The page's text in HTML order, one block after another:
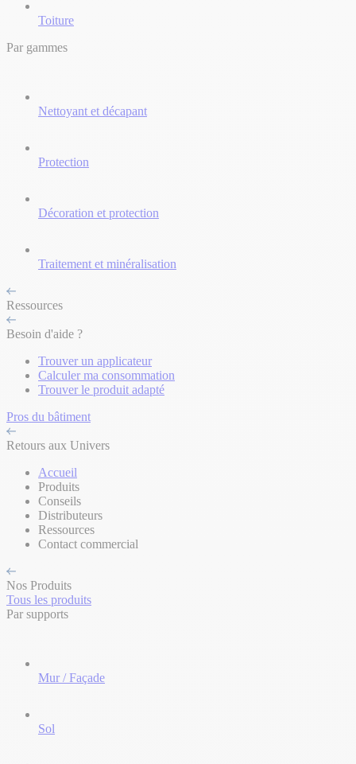
Toiture
Par gammes
Nettoyant et décapant
Protection
Décoration et protection
Traitement et minéralisation
Ressources
Besoin d'aide ?
Trouver un applicateur
Calculer ma consommation
Trouver le produit adapté
Pros du bâtiment
Retours aux Univers
Accueil
Produits
Conseils
Distributeurs
Ressources
Contact commercial
Nos Produits
Tous les produits
Par supports
Mur / Façade
Sol